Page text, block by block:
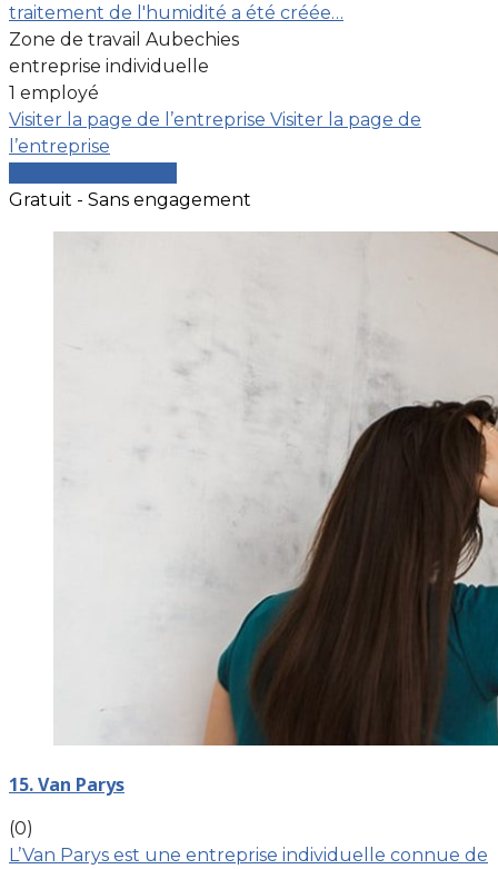
traitement de l'humidité a été créée…
Zone de travail Aubechies
entreprise individuelle
1 employé
Visiter la page de l’entreprise Visiter la page de
l’entreprise
Gratuit - Sans engagement
15. Van Parys
(0)
L’Van Parys est une entreprise individuelle connue de